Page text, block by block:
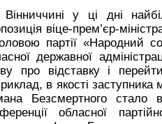
у ці дні
віце-прем’єр-
партії «Народний
державної
про відставку і
в якості
Безсмертного стало
обласної